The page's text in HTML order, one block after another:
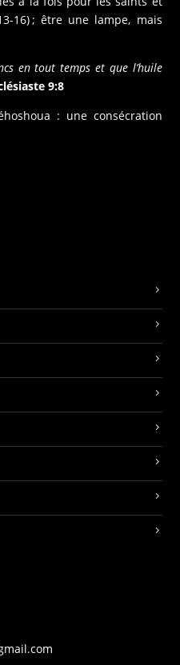
16) ; être une lampe, mais
en tout temps et que l’huile
9:8
: une consécration